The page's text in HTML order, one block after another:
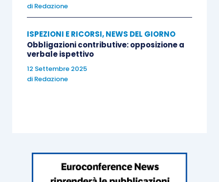
di Redazione
ISPEZIONI E RICORSI,NEWS DEL GIORNO
Obbligazioni contributive: opposizione a
verbale ispettivo
12 Settembre 2025
di Redazione